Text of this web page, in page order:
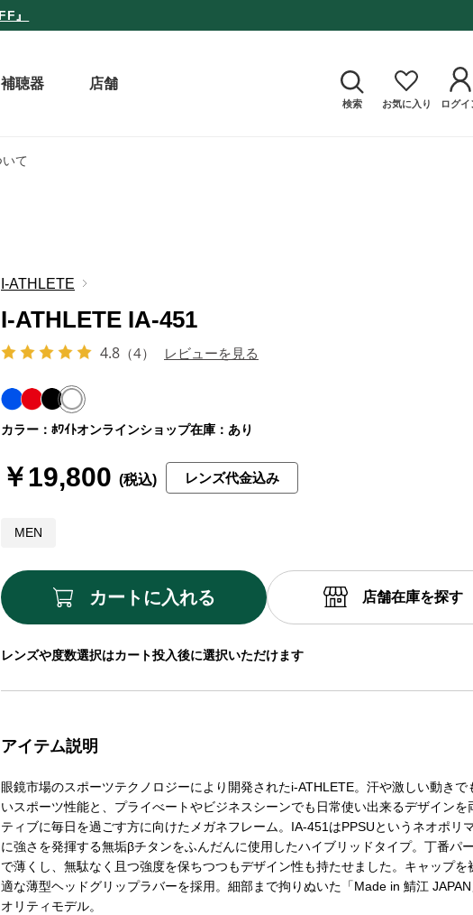
』
補聴器 店舗
検索 お気に入り ログイ
て
レンズや度数選択はカート投入後に選択いただけます
I-ATHLETE
カラー：ﾎﾜｲﾄオンラインショップ在庫：あり
￥19,800 レンズ代金込み
MEN
I-ATHLETE IA-451
4.8 （4） レビューを見る
アイテム説明
眼鏡市場のスポーツテクノロジーにより開発されたi-ATHLETE。汗や激しい動きで
いスポーツ性能と、プライべートやビジネスシーンでも日常使い出来るデザインを
ティブに毎日を過ごす方に向けたメガネフレーム。IA-451はPPSUというネオポリ
に強さを発揮する無垢βチタンをふんだんに使用したハイブリッドタイプ。丁番パ
で薄くし、無駄なく且つ強度を保ちつつもデザイン性も持たせました。キャップを
適な薄型ヘッドグリップラバーを採用。細部まで拘りぬいた「Made in 鯖江
オリティモデル。
カートに入れる 店舗在庫を探す